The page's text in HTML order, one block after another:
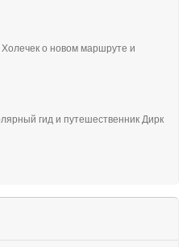
о новом маршруте и
гид и путешественник Дирк